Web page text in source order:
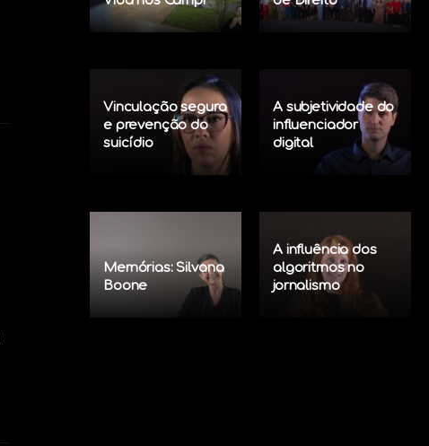
Vinculação segura
e prevenção do
suicídio
A subjetividade do
influenciador
digital
Memórias: Silvana
Boone
A influência dos
algoritmos no
jornalismo